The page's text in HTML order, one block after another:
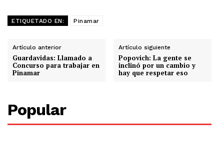
ETIQUETADO EN: Pinamar
Artículo anterior
Guardavidas: Llamado a
Concurso para trabajar en
Pinamar
Artículo siguiente
Popovich: La gente se
inclinó por un cambio y
hay que respetar eso
Popular